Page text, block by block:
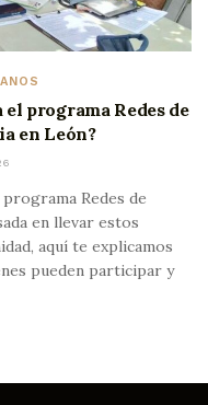
programa Redes de
en León?
Redes de
en llevar estos
aquí te explicamos
pueden participar y